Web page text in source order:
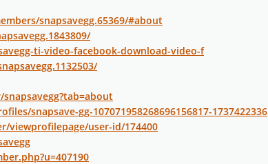
snapsavegg.65369/#about
ti-video-facebook-download-video-f
snapsave-gg-107071958268696156817-1737422336
viewprofilepage/user-id/174400